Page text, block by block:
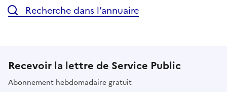
Recherche dans l’annuaire
Recevoir la lettre de Service Public
Abonnement hebdomadaire gratuit